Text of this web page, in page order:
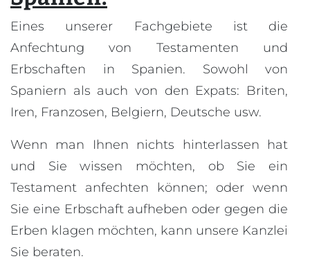
Eines unserer Fachgebiete ist die
Anfechtung von Testamenten und
Erbschaften in Spanien. Sowohl von
Spaniern als auch von den Expats: Briten,
Iren, Franzosen, Belgiern, Deutsche usw.
Wenn man Ihnen nichts hinterlassen hat
und Sie wissen möchten, ob Sie ein
Testament anfechten können; oder wenn
Sie eine Erbschaft aufheben oder gegen die
Erben klagen möchten, kann unsere Kanzlei
Sie beraten.